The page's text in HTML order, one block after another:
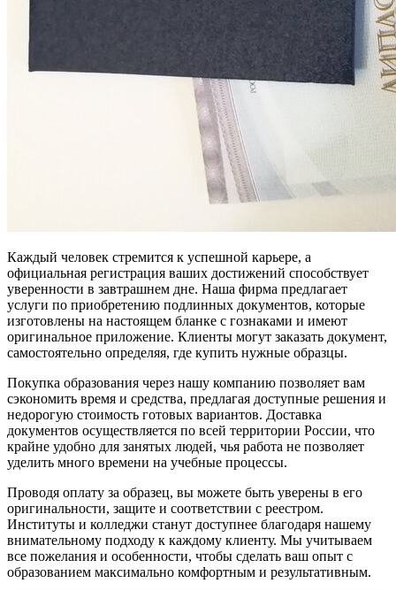
Каждый человек стремится к успешной карьере, а
официальная регистрация ваших достижений способствует
уверенности в завтрашнем дне. Наша фирма предлагает
услуги по приобретению подлинных документов, которые
изготовлены на настоящем бланке с гознаками и имеют
оригинальное приложение. Клиенты могут заказать документ,
самостоятельно определяя, где купить нужные образцы.
Покупка образования через нашу компанию позволяет вам
сэкономить время и средства, предлагая доступные решения и
недорогую стоимость готовых вариантов. Доставка
документов осуществляется по всей территории России, что
крайне удобно для занятых людей, чья работа не позволяет
уделить много времени на учебные процессы.
Проводя оплату за образец, вы можете быть уверены в его
оригинальности, защите и соответствии с реестром.
Институты и колледжи станут доступнее благодаря нашему
внимательному подходу к каждому клиенту. Мы учитываем
все пожелания и особенности, чтобы сделать ваш опыт с
образованием максимально комфортным и результативным.